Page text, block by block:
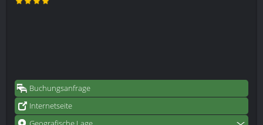
Buchungsanfrage
Internetseite